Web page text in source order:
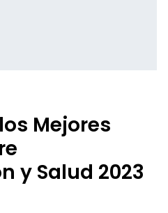
Mejores
y Salud 2023